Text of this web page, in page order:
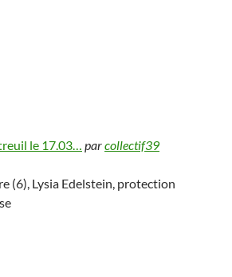
le 17.03… parcollectif39
(6), Lysia Edelstein, protection